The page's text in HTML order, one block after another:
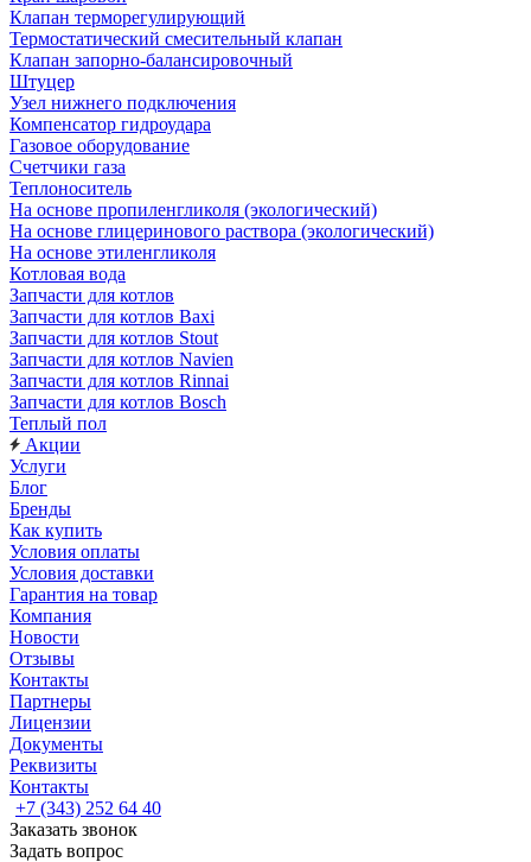
Клапан терморегулирующий
Термостатический смесительный клапан
Клапан запорно-балансировочный
Штуцер
Узел нижнего подключения
Компенсатор гидроудара
Газовое оборудование
Счетчики газа
Теплоноситель
На основе пропиленгликоля (экологический)
На основе глицеринового раствора (экологический)
На основе этиленгликоля
Котловая вода
Запчасти для котлов
Запчасти для котлов Baxi
Запчасти для котлов Stout
Запчасти для котлов Navien
Запчасти для котлов Rinnai
Запчасти для котлов Bosch
Теплый пол
Акции
Услуги
Блог
Бренды
Как купить
Условия оплаты
Условия доставки
Гарантия на товар
Компания
Новости
Отзывы
Контакты
Партнеры
Лицензии
Документы
Реквизиты
Контакты
+7 (343) 252 64 40
Заказать звонок
Задать вопрос